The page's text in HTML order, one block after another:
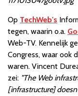
Op TechWeb's
tegen, waarin o.a.
Web-TV. Kennelijk
Congress, waar ook
waren. Vincent
zei: "The Web
[infrastructure]